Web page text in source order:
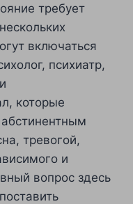
требует
включаться
психиатр,
которые
тревогой,
и
вопрос здесь